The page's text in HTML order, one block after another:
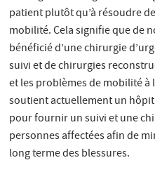
patient plutôt qu’à résoudre
mobilité. Cela signifie que de
bénéficié d’une chirurgie
suivi et de chirurgies
et les problèmes de mobilité à
soutient actuellement un
pour fournir un suivi et une
personnes affectées afin de
long terme des blessures.